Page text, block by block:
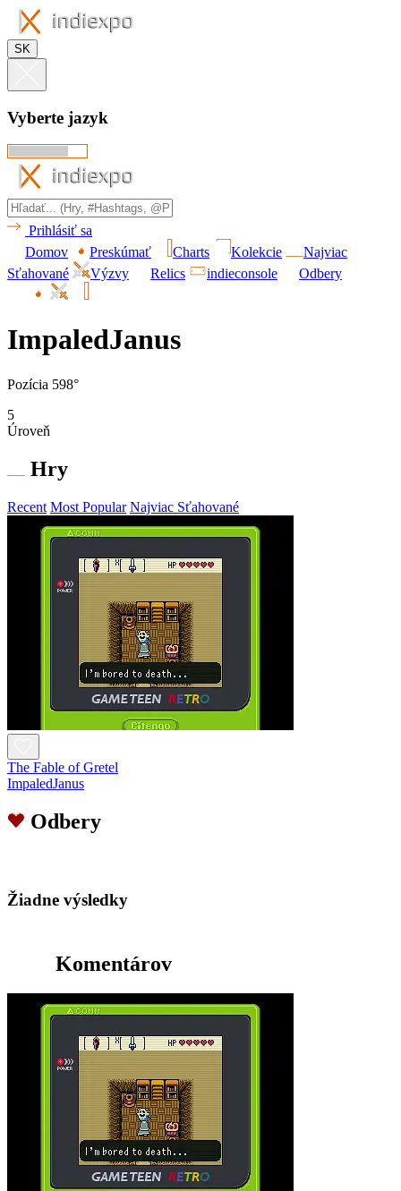
SK
Vyberte jazyk
Prihlásiť sa
Domov
Preskúmať Charts Kolekcie
Najviac
Sťahované
Výzvy Relics indieconsole Odbery
ImpaledJanus
Pozícia 598°
5
Úroveň
Hry
Recent Most Popular Najviac Sťahované
The Fable of Gretel
ImpaledJanus
Odbery
Žiadne výsledky
Komentárov